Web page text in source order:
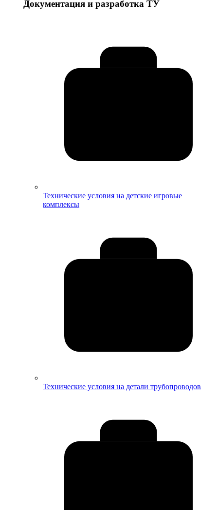
Документация и разработка ТУ
Технические условия на детские игровые
комплексы
Технические условия на детали трубопроводов